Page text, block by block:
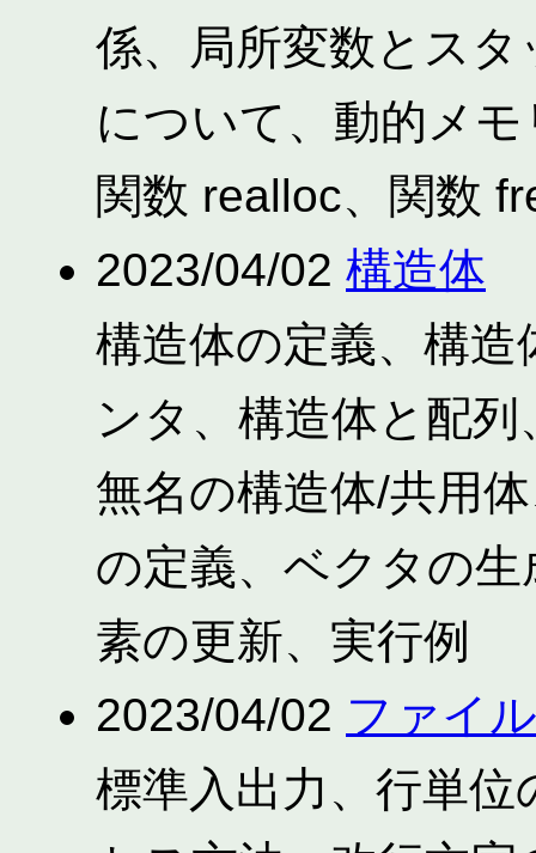
係、局所変数とス
について、動的メ
関数 realloc、関数
2023/04/02 構造体
構造体の定義、構
ンタ、構造体と配
無名の構造体/共用
の定義、ベクタの
素の更新、実行例
2023/04/02 ファイ
標準入出力、行単